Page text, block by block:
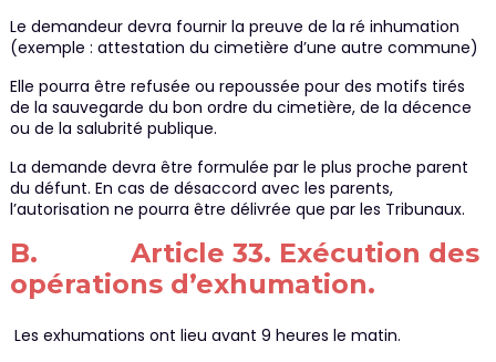
Le demandeur devra fournir la preuve de la ré inhumation
(exemple : attestation du cimetière d’une autre commune)
Elle pourra être refusée ou repoussée pour des motifs tirés
de la sauvegarde du bon ordre du cimetière, de la décence
ou de la salubrité publique.
La demande devra être formulée par le plus proche parent
du défunt. En cas de désaccord avec les parents,
l’autorisation ne pourra être délivrée que par les Tribunaux.
B. Article 33. Exécution des
opérations d’exhumation.
Les exhumations ont lieu avant 9 heures le matin.